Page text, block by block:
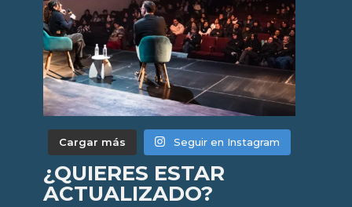
Cargar más Seguir en Instagram
¿QUIERES ESTAR
ACTUALIZADO?